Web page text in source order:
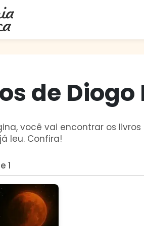
de
você vai encontrar os
leu. Confira!
1